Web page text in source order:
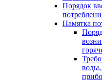
Порядок
Памятка
воды,